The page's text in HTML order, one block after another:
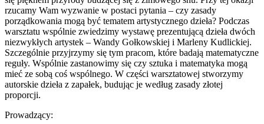
rzucamy Wam wyzwanie w postaci pytania – czy zasady
porządkowania mogą być tematem artystycznego dzieła? Podczas
warsztatu wspólnie zwiedzimy wystawę prezentującą dzieła dwóch
niezwykłych artystek – Wandy Gołkowskiej i Marleny Kudlickiej.
Szczególnie przyjrzymy się tym pracom, które badają matematyczne
reguły. Wspólnie zastanowimy się czy sztuka i matematyka mogą
mieć ze sobą coś wspólnego. W części warsztatowej stworzymy
autorskie dzieła z zapałek, budując je według zasady złotej
proporcji.
Prowadzący: